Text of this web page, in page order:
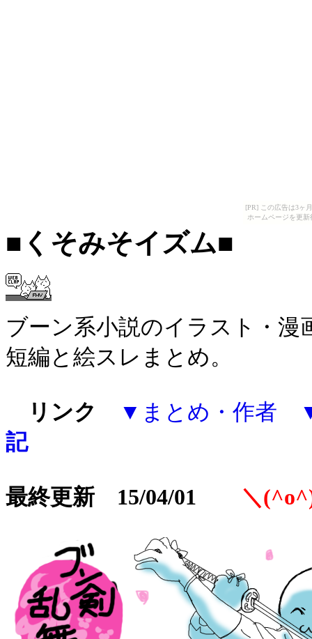
[PR] この広告は3ヶ
ホームページを更
■くそみそイズム■
ブーン系小説のイラスト・
短編と絵スレまとめ。
リンク ▼ まとめ・作者
記
最終更新 15/04/01 ＼